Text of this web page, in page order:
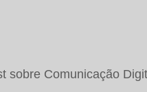
sobre Comunicação